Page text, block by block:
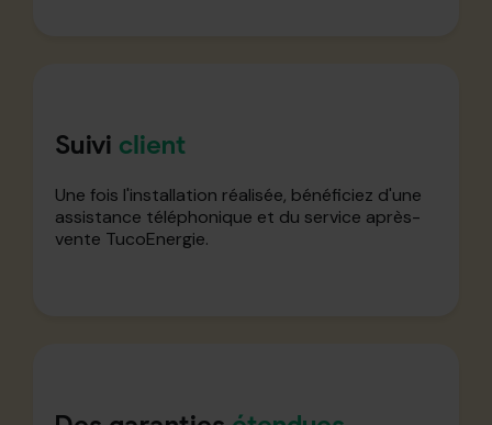
Suivi client
Une fois l'installation réalisée, bénéficiez d'une
assistance téléphonique et du service après-
vente TucoEnergie.